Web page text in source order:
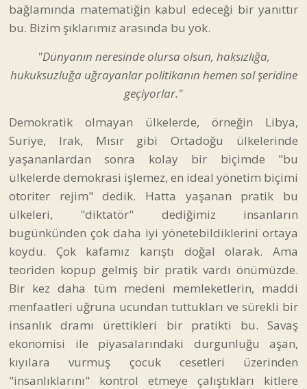
bağlamında matematiğin kabul edeceği bir yanıttır
bu. Bizim şıklarımız arasında bu yok.
"Dünyanın neresinde olursa olsun, haksızlığa,
hukuksuzluğa uğrayanlar politikanın hemen sol şeridine
geçiyorlar."
Demokratik olmayan ülkelerde, örneğin Libya,
Suriye, Irak, Mısır gibi Ortadoğu ülkelerinde
yaşananlardan sonra kolay bir biçimde "bu
ülkelerde demokrasi işlemez, en ideal yönetim biçimi
otoriter rejim" dedik. Hatta yaşanan pratik bu
ülkeleri, "diktatör" dediğimiz insanların
bugünkünden çok daha iyi yönetebildiklerini ortaya
koydu. Çok kafamız karıştı doğal olarak. Ama
teoriden kopup gelmiş bir pratik vardı önümüzde.
Bir kez daha tüm medeni memleketlerin, maddi
menfaatleri uğruna ucundan tuttukları ve sürekli bir
insanlık dramı ürettikleri bir pratikti bu. Savaş
ekonomisi ile piyasalarındaki durgunluğu aşan,
kıyılara vurmuş çocuk cesetleri üzerinden
"insanlıklarını" kontrol etmeye çalıştıkları kitlere